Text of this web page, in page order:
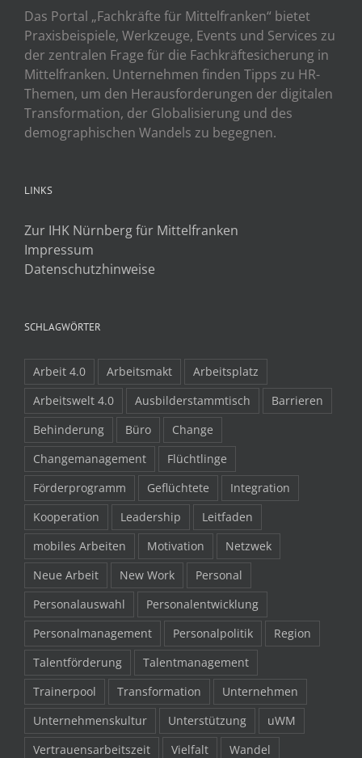
Das Portal „Fachkräfte für Mittelfranken“ bietet
Praxisbeispiele, Werkzeuge, Events und Services zu
der zentralen Frage für die Fachkräftesicherung in
Mittelfranken. Unternehmen finden Tipps zu HR-
Themen, um den Herausforderungen der digitalen
Transformation, der Globalisierung und des
demographischen Wandels zu begegnen.
LINKS
Zur IHK Nürnberg für Mittelfranken
Impressum
Datenschutzhinweise
SCHLAGWÖRTER
Arbeit 4.0 Arbeitsmakt
Arbeitsplatz
Arbeitswelt 4.0
Ausbilderstammtisch
Barrieren
Behinderung
Büro
Change
Changemanagement
Flüchtlinge
Förderprogramm
Geflüchtete
Integration
Kooperation
Leadership
Leitfaden
mobiles Arbeiten
Motivation
Netzwek
Neue Arbeit
New Work
Personal
Personalauswahl
Personalentwicklung
Personalmanagement
Personalpolitik
Region
Talentförderung
Talentmanagement
Trainerpool
Transformation
Unternehmen
Unternehmenskultur
Unterstützung
uWM
Vertrauensarbeitszeit
Vielfalt Wandel